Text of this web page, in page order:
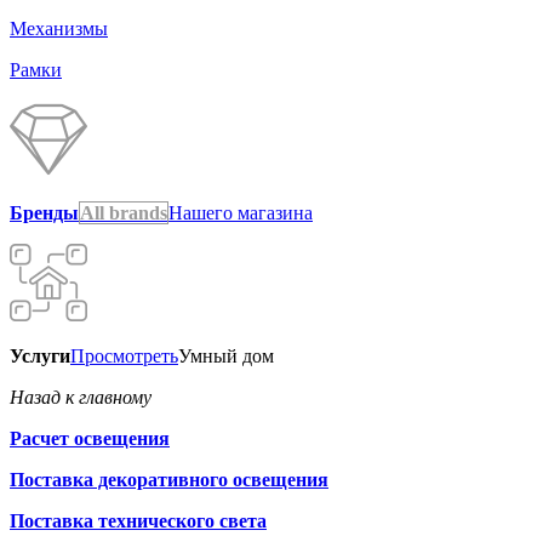
Механизмы
Рамки
БрендыAll brandsНашего магазина
УслугиПросмотретьУмный дом
Назад к главному
Расчет освещения
Поставка декоративного освещения
Поставка технического света